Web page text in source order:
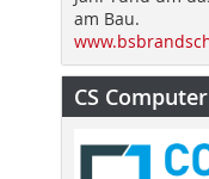
am Bau.
CS